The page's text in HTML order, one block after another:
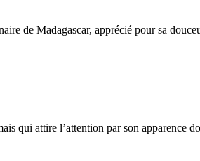
de Madagascar, apprécié pour sa
qui attire l’attention par son apparence